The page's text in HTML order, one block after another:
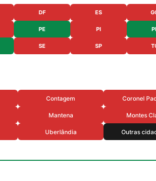
DF ES
PE PI
SE SP
Contagem Coronel
Mantena Montes
Uberlândia Outras